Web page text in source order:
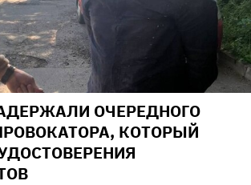
ОЧЕРЕДНОГО
КОТОРЫЙ